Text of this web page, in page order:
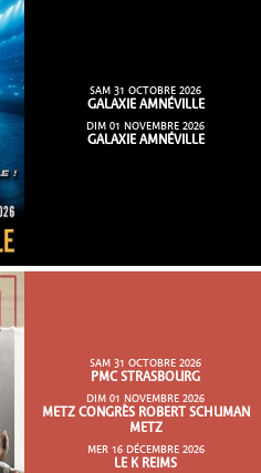
SAM 31 OCTOBRE 2026
GALAXIE AMNÉVILLE
DIM 01 NOVEMBRE 2026
GALAXIE AMNÉVILLE
SAM 31 OCTOBRE 2026
PMC STRASBOURG
DIM 01 NOVEMBRE 2026
METZ CONGRÈS ROBERT SCHUMAN
METZ
MER 16 DÉCEMBRE 2026
LE K REIMS